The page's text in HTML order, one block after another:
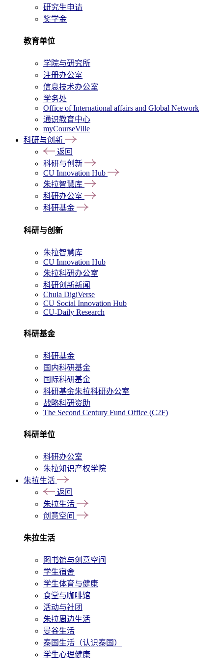
研究生申请
奖学金
教育单位
学院与研究所
注册办公室
信息技术办公室
学务处
Office of International affairs and Global Network
通识教育中心
myCourseVille
科研与创新
返回
科研与创新
CU Innovation Hub
朱拉智慧库
科研办公室
科研基金
科研与创新
朱拉智慧库
CU Innovation Hub
朱拉科研办公室
科研创新新闻
Chula DigiVerse
CU Social Innovation Hub
CU-Daily Research
科研基金
科研基金
国内科研基金
国际科研基金
科研基金朱拉科研办公室
战略科研资助
The Second Century Fund Office (C2F)
科研单位
科研办公室
朱拉知识产权学院
朱拉生活
返回
朱拉生活
创意空间
朱拉生活
图书馆与创意空间
学生宿舍
学生体育与健康
食堂与咖啡馆
活动与社团
朱拉周边生活
曼谷生活
泰国生活（认识泰国）
学生心理健康